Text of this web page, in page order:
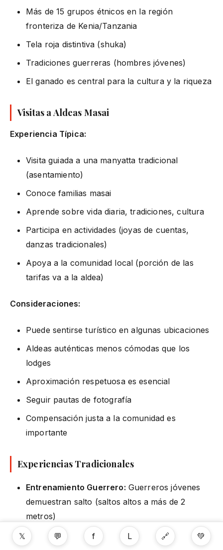
Más de 15 grupos étnicos en la región
fronteriza de Kenia/Tanzania
Tela roja distintiva (shuka)
Tradiciones guerreras (hombres jóvenes)
El ganado es central para la cultura y la riqueza
Visitas a Aldeas Masai
Experiencia Típica:
Visita guiada a una manyatta tradicional
(asentamiento)
Conoce familias masai
Aprende sobre vida diaria, tradiciones, cultura
Participa en actividades (joyas de cuentas,
danzas tradicionales)
Apoya a la comunidad local (porción de las
tarifas va a la aldea)
Consideraciones:
Puede sentirse turístico en algunas ubicaciones
Aldeas auténticas menos cómodas que los
lodges
Aproximación respetuosa es esencial
Seguir pautas de fotografía
Compensación justa a la comunidad es
importante
Experiencias Tradicionales
Entrenamiento Guerrero: Guerreros jóvenes
demuestran salto (saltos altos a más de 2
metros)
Bisutería: Joyas intrincadas de cuentas
𝕏 💬 f L 🔗 💚